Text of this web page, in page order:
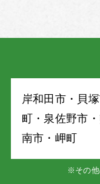
岸和⽥市・⾙
町・泉佐野市
南市・岬町
※その他